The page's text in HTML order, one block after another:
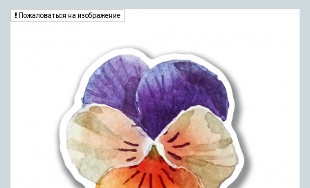
Пожаловаться на изображение